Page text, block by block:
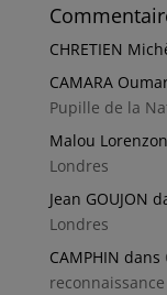
CHRETIEN
CAMARA
Pupille de la
Malou Lorenzon
Londres
Jean GOUJON
Londres
CAMPHIN dans